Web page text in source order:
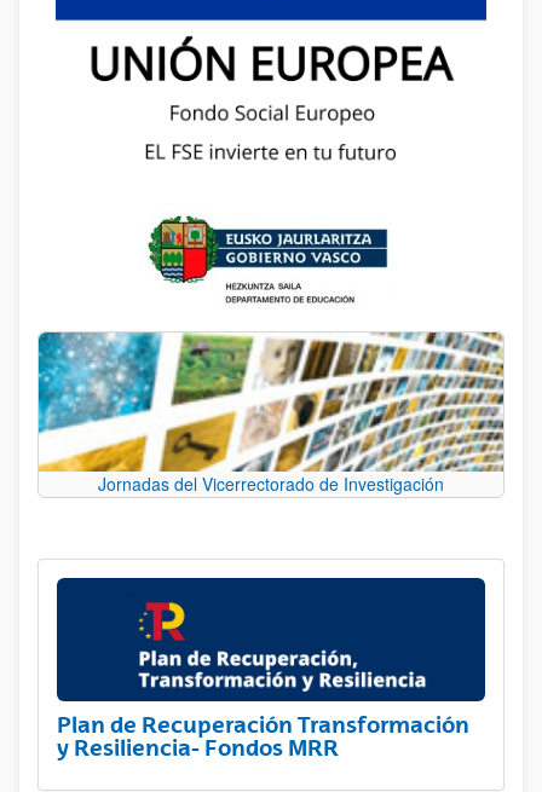
Jornadas del Vicerrectorado de Investigación
Plan de Recuperación Transformación
y Resiliencia- Fondos MRR